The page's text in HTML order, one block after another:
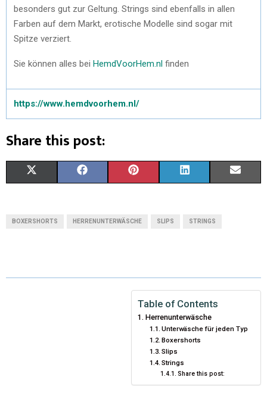
besonders gut zur Geltung. Strings sind ebenfalls in allen
Farben auf dem Markt, erotische Modelle sind sogar mit
Spitze verziert.
Sie können alles bei HemdVoorHem.nl finden
https://www.hemdvoorhem.nl/
Share this post:
T O R
E
S
D
I
N
BOXERSHORTS HERRENUNTERWÄSCHE SLIPS STRINGS
Table of Contents
Herrenunterwäsche
Unterwäsche für jeden Typ
Boxershorts
Slips
Strings
Share this post: